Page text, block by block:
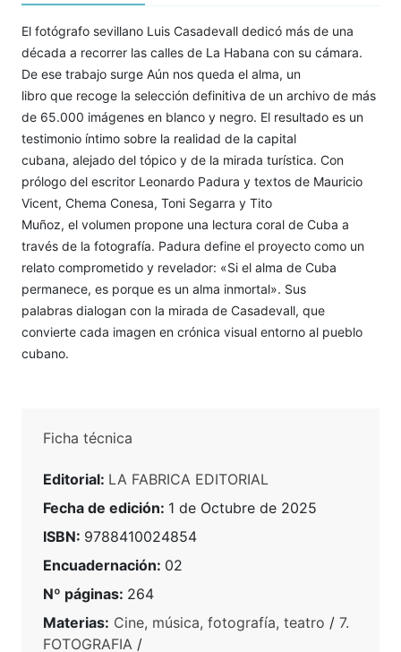
El fotógrafo sevillano Luis Casadevall dedicó más de una
década a recorrer las calles de La Habana con su cámara.
De ese trabajo surge Aún nos queda el alma, un
libro que recoge la selección definitiva de un archivo de más
de 65.000 imágenes en blanco y negro. El resultado es un
testimonio íntimo sobre la realidad de la capital
cubana, alejado del tópico y de la mirada turística. Con
prólogo del escritor Leonardo Padura y textos de Mauricio
Vicent, Chema Conesa, Toni Segarra y Tito
Muñoz, el volumen propone una lectura coral de Cuba a
través de la fotografía. Padura define el proyecto como un
relato comprometido y revelador: «Si el alma de Cuba
permanece, es porque es un alma inmortal». Sus
palabras dialogan con la mirada de Casadevall, que
convierte cada imagen en crónica visual entorno al pueblo
cubano.
Ficha técnica
Editorial: LA FABRICA EDITORIAL
Fecha de edición: 1 de Octubre de 2025
ISBN: 9788410024854
Encuadernación: 02
Nº páginas: 264
Materias: Cine, música, fotografía, teatro / 7.
FOTOGRAFIA /